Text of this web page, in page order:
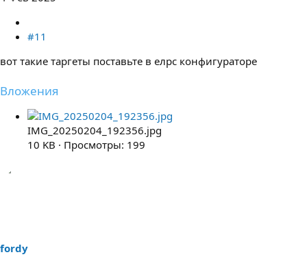
#11
вот такие таргеты поставьте в елрс конфигураторе
Вложения
IMG_20250204_192356.jpg
10 KB · Просмотры: 199
fordy